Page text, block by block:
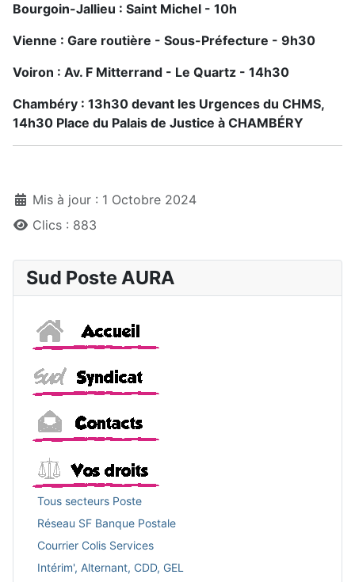
Bourgoin-Jallieu : Saint Michel - 10h
Vienne : Gare routière - Sous-Préfecture - 9h30
Voiron : Av. F Mitterrand - Le Quartz - 14h30
Chambéry : 13h30 devant les Urgences du CHMS,
14h30 Place du Palais de Justice à CHAMBÉRY
DétailsMis à jour : 1 Octobre 2024
Clics : 883
Sud Poste AURA
Tous secteurs Poste
Réseau SF Banque Postale
Courrier Colis Services
Intérim', Alternant, CDD, GEL